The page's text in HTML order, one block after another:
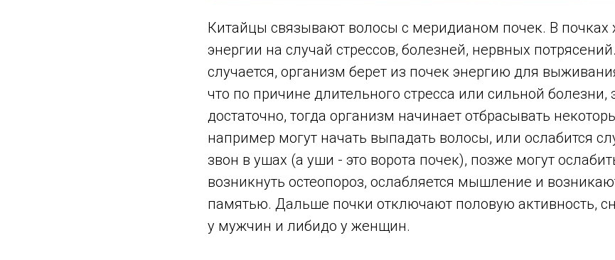
Китайцы связывают волосы с меридианом почек. В почках
энергии на случай стрессов, болезней, нервных
случается, организм берет из почек энергию для
что по причине длительного стресса или сильной болезни,
достаточно, тогда организм начинает отбрасывать
например могут начать выпадать волосы, или ослабится
звон в ушах (а уши - это ворота почек), позже могут
возникнуть остеопороз, ослабляется мышление и
памятью. Дальше почки отключают половую активность,
у мужчин и либидо у женщин.